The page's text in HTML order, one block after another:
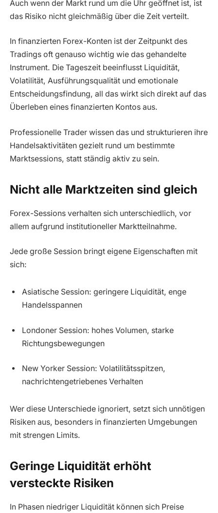
Auch wenn der Markt rund um die Uhr geöffnet ist, ist
das Risiko nicht gleichmäßig über die Zeit verteilt.
In finanzierten Forex-Konten ist der Zeitpunkt des
Tradings oft genauso wichtig wie das gehandelte
Instrument. Die Tageszeit beeinflusst Liquidität,
Volatilität, Ausführungsqualität und emotionale
Entscheidungsfindung, all das wirkt sich direkt auf das
Überleben eines finanzierten Kontos aus.
Professionelle Trader wissen das und strukturieren ihre
Handelsaktivitäten gezielt rund um bestimmte
Marktsessions, statt ständig aktiv zu sein.
Nicht alle Marktzeiten sind gleich
Forex-Sessions verhalten sich unterschiedlich, vor
allem aufgrund institutioneller Marktteilnahme.
Jede große Session bringt eigene Eigenschaften mit
sich:
Asiatische Session: geringere Liquidität, enge
Handelsspannen
Londoner Session: hohes Volumen, starke
Richtungsbewegungen
New Yorker Session: Volatilitätsspitzen,
nachrichtengetriebenes Verhalten
Wer diese Unterschiede ignoriert, setzt sich unnötigen
Risiken aus, besonders in finanzierten Umgebungen
mit strengen Limits.
Geringe Liquidität erhöht
versteckte Risiken
In Phasen niedriger Liquidität können sich Preise